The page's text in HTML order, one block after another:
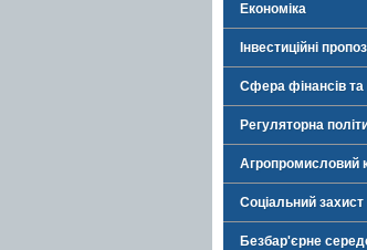
Економіка
Інвестиційні
Сфера фінансів
Регуляторна
Агропромисловий
Соціальний
Безбар'єрне